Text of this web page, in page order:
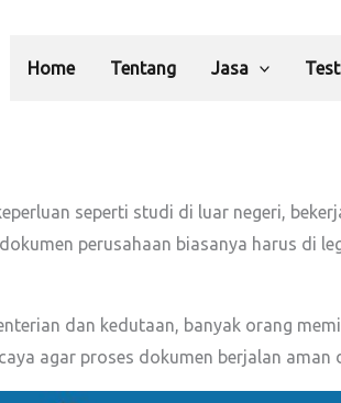
Home Tentang Jasa
seperti studi di luar negeri,
perusahaan biasanya harus di
dan kedutaan, banyak orang
agar proses dokumen berjalan aman